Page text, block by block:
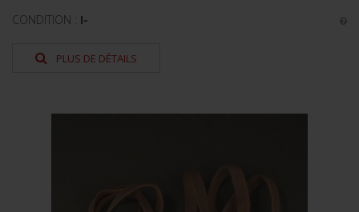
CONDITION : I-
PLUS DE DÉTAILS